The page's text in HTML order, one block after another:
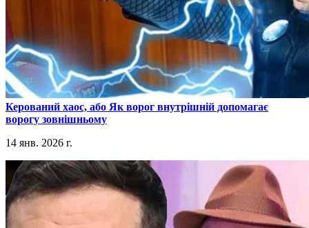
​Керований хаос, або Як ворог внутрішній допомагає
ворогу зовнішньому
14 янв. 2026 г.